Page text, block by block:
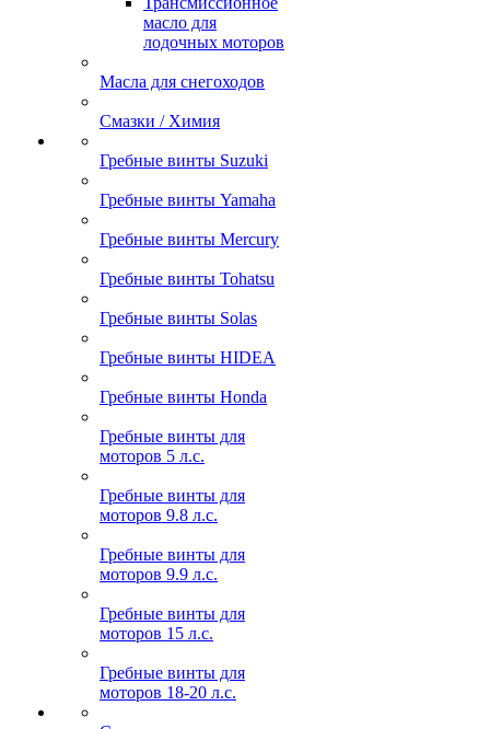
масло для
лодочных моторов
Масла для снегоходов
Смазки / Химия
Гребные винты Suzuki
Гребные винты Yamaha
Гребные винты Mercury
Гребные винты Tohatsu
Гребные винты Solas
Гребные винты HIDEA
Гребные винты Honda
Гребные винты для
моторов 5 л.с.
Гребные винты для
моторов 9.8 л.с.
Гребные винты для
моторов 9.9 л.с.
Гребные винты для
моторов 15 л.с.
Гребные винты для
моторов 18-20 л.с.